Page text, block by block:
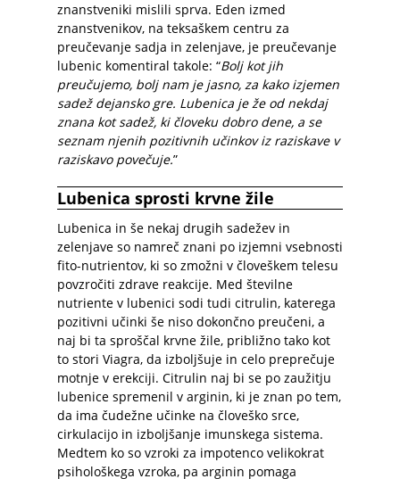
znanstveniki mislili sprva. Eden izmed
znanstvenikov, na teksaškem centru za
preučevanje sadja in zelenjave, je preučevanje
lubenic komentiral takole: “Bolj kot jih
preučujemo, bolj nam je jasno, za kako izjemen
sadež dejansko gre. Lubenica je že od nekdaj
znana kot sadež, ki človeku dobro dene, a se
seznam njenih pozitivnih učinkov iz raziskave v
raziskavo povečuje.”
Lubenica sprosti krvne žile
Lubenica in še nekaj drugih sadežev in
zelenjave so namreč znani po izjemni vsebnosti
fito-nutrientov, ki so zmožni v človeškem telesu
povzročiti zdrave reakcije. Med številne
nutriente v lubenici sodi tudi citrulin, katerega
pozitivni učinki še niso dokončno preučeni, a
naj bi ta sproščal krvne žile, približno tako kot
to stori Viagra, da izboljšuje in celo preprečuje
motnje v erekciji. Citrulin naj bi se po zaužitju
lubenice spremenil v arginin, ki je znan po tem,
da ima čudežne učinke na človeško srce,
cirkulacijo in izboljšanje imunskega sistema.
Medtem ko so vzroki za impotenco velikokrat
psihološkega vzroka, pa arginin pomaga